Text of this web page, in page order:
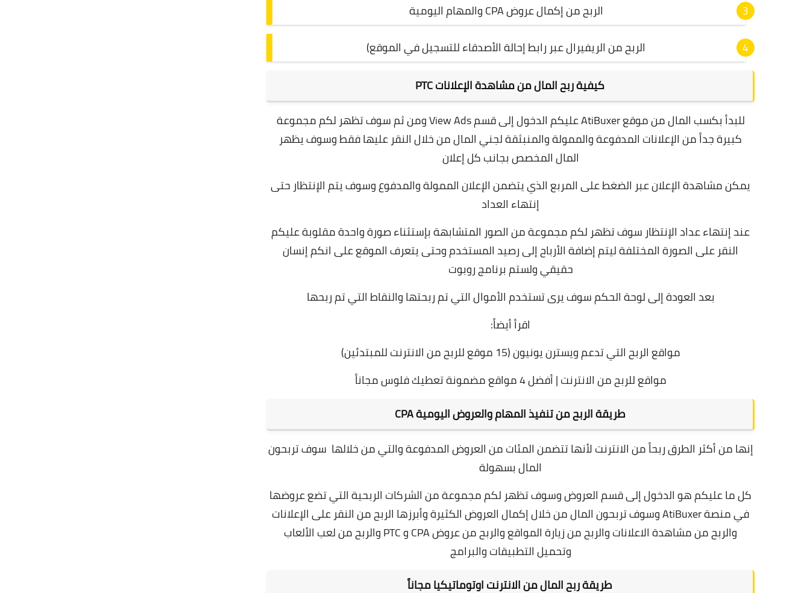
الربح من إكمال عروض CPA والمهام اليومية
الربح من الريفيرال عبر رابط إحالة الأصدقاء للتسجيل في الموقع)
كيفية ربح المال من مشاهدة الإعلانات PTC
للبدأ بكسب المال من موقع AtiBuxer عليكم الدخول إلى قسم View Ads ومن ثم سوف تظهر لكم مجموعة
كبيرة جداً من الإعلانات المدفوعة والممولة والمنبثقة لجني المال من خلال النقر عليها فقط وسوف يظهر
المال المخصص بجانب كل إعلان
يمكن مشاهدة الإعلان عبر الضغط على المربع الذي يتضمن الإعلان الممولة والمدفوع وسوف يتم الإنتظار حتى
إنتهاء العداد
عند إنتهاء عداد الإنتظار سوف تظهر لكم مجموعة من الصور المتشابهة بإستثناء صورة واحدة مقلوبة عليكم
النقر على الصورة المختلفة ليتم إضافة الأرباح إلى رصيد المستخدم وحتى يتعرف الموقع على انكم إنسان
حقيقي ولستم برنامج روبوت
بعد العودة إلى لوحة الحكم سوف يرى تستخدم الأموال التي تم ربحتها والنقاط التي تم ربحها
اقرأ أيضاً:
مواقع الربح التي تدعم ويسترن يونيون (15 موقع للربح من الانترنت للمبتدئين)
مواقع للربح من الانترنت | أفضل 4 مواقع مضمونة تعطيك فلوس مجاناً
طريقة الربح من تنفيذ المهام والعروض اليومية CPA
إنها من أكثر الطرق ربحاً من الانترنت لأنها تتضمن المئات من العروض المدفوعة والتي من خلالها سوف تربحون
المال بسهولة
كل ما عليكم هو الدخول إلى قسم العروض وسوف تظهر لكم مجموعة من الشركات الربحية التي تضع عروضها
في منصة AtiBuxer وسوف تربحون المال من خلال إكمال العروض الكثيرة وأبرزها الربح من النقر على الإعلانات
والربح من مشاهدة الاعلانات والربح من زيارة المواقع والربح من عروض CPA و PTC والربح من لعب الألعاب
وتحميل التطبيقات والبرامج
طريقة ربح المال من الانترنت اوتوماتيكيا مجاناً